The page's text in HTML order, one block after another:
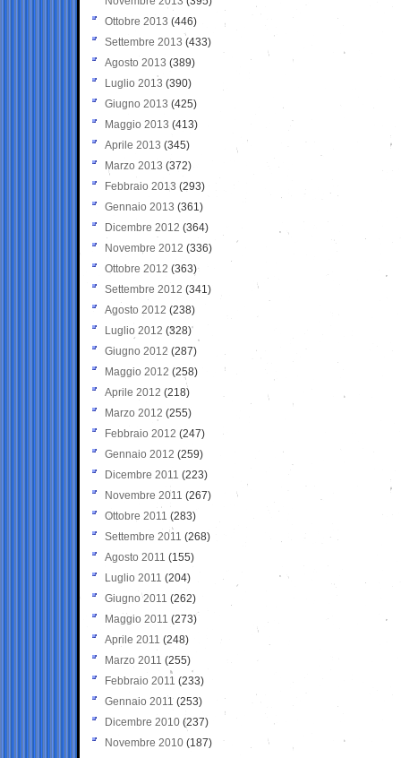
Ottobre 2013 (446)
Settembre 2013 (433)
Agosto 2013 (389)
Luglio 2013 (390)
Giugno 2013 (425)
Maggio 2013 (413)
Aprile 2013 (345)
Marzo 2013 (372)
Febbraio 2013 (293)
Gennaio 2013 (361)
Dicembre 2012 (364)
Novembre 2012 (336)
Ottobre 2012 (363)
Settembre 2012 (341)
Agosto 2012 (238)
Luglio 2012 (328)
Giugno 2012 (287)
Maggio 2012 (258)
Aprile 2012 (218)
Marzo 2012 (255)
Febbraio 2012 (247)
Gennaio 2012 (259)
Dicembre 2011 (223)
Novembre 2011 (267)
Ottobre 2011 (283)
Settembre 2011 (268)
Agosto 2011 (155)
Luglio 2011 (204)
Giugno 2011 (262)
Maggio 2011 (273)
Aprile 2011 (248)
Marzo 2011 (255)
Febbraio 2011 (233)
Gennaio 2011 (253)
Dicembre 2010 (237)
Novembre 2010 (187)